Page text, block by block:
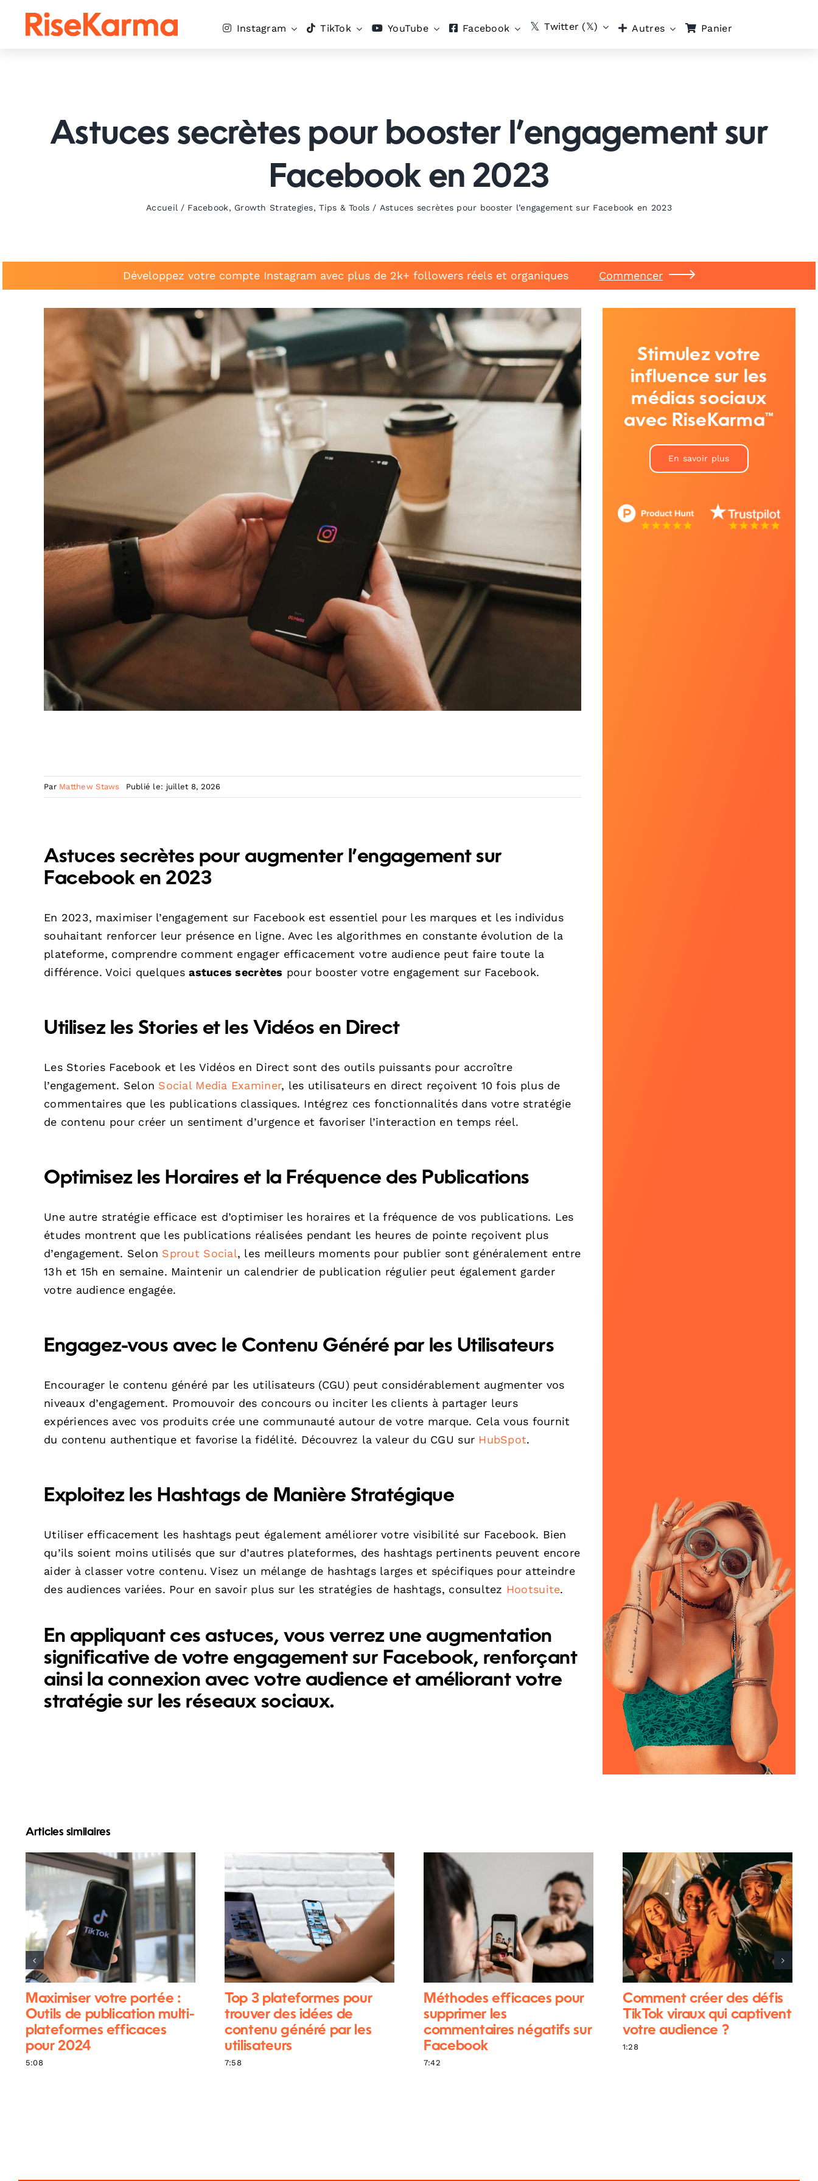
Instagram TikTok YouTube Facebook Twitter (𝕏) Autres Panier
Astuces secrètes pour booster l’engagement sur
Facebook en 2023
Accueil / Facebook, Growth Strategies,Tips & Tools / Astuces secrètes pour booster l’engagement sur Facebook en 2023
Développez votre compte Instagram avec plus de 2k+ followers réels et organiques Commencer
Par Matthew Staws Publié le: juillet 8, 2026
Astuces secrètes pour augmenter l’engagement sur
Facebook en 2023
En 2023, maximiser l’engagement sur Facebook est essentiel pour les marques et les individus
souhaitant renforcer leur présence en ligne. Avec les algorithmes en constante évolution de la
plateforme, comprendre comment engager efficacement votre audience peut faire toute la
différence. Voici quelquesastuces secrètes pour booster votre engagement sur Facebook.
Utilisez les Stories et les Vidéos en Direct
Les Stories Facebook et les Vidéos en Direct sont des outils puissants pour accroître
l’engagement. Selon Social Media Examiner, les utilisateurs en direct reçoivent 10 fois plus de
commentaires que les publications classiques. Intégrez ces fonctionnalités dans votre stratégie
de contenu pour créer un sentiment d’urgence et favoriser l’interaction en temps réel.
Optimisez les Horaires et la Fréquence des Publications
Une autre stratégie efficace est d’optimiser les horaires et la fréquence de vos publications. Les
études montrent que les publications réalisées pendant les heures de pointe reçoivent plus
d’engagement. Selon Sprout Social, les meilleurs moments pour publier sont généralement entre
13h et 15h en semaine. Maintenir un calendrier de publication régulier peut également garder
votre audience engagée.
Engagez-vous avec le Contenu Généré par les Utilisateurs
Encourager le contenu généré par les utilisateurs (CGU) peut considérablement augmenter vos
niveaux d’engagement. Promouvoir des concours ou inciter les clients à partager leurs
expériences avec vos produits crée une communauté autour de votre marque. Cela vous fournit
du contenu authentique et favorise la fidélité. Découvrez la valeur du CGU sur HubSpot.
Exploitez les Hashtags de Manière Stratégique
Utiliser efficacement les hashtags peut également améliorer votre visibilité sur Facebook. Bien
qu’ils soient moins utilisés que sur d’autres plateformes, des hashtags pertinents peuvent encore
aider à classer votre contenu. Visez un mélange de hashtags larges et spécifiques pour atteindre
des audiences variées. Pour en savoir plus sur les stratégies de hashtags, consultez Hootsuite.
En appliquant ces astuces, vous verrez une augmentation
significative de votre engagement sur Facebook, renforçant
ainsi la connexion avec votre audience et améliorant votre
stratégie sur les réseaux sociaux.
Stimulez votre
influence sur les
médias sociaux
avec RiseKarma™
En savoir plus
Articles similaires
Maximiser votre portée :
Outils de publication multi-
plateformes efficaces
pour 2024
5:08
Top 3 plateformes pour
trouver des idées de
contenu généré par les
utilisateurs
7:58
Méthodes efficaces pour
supprimer les
commentaires négatifs sur
Facebook
7:42
Comment créer des défis
TikTok viraux qui captivent
votre audience ?
1:28